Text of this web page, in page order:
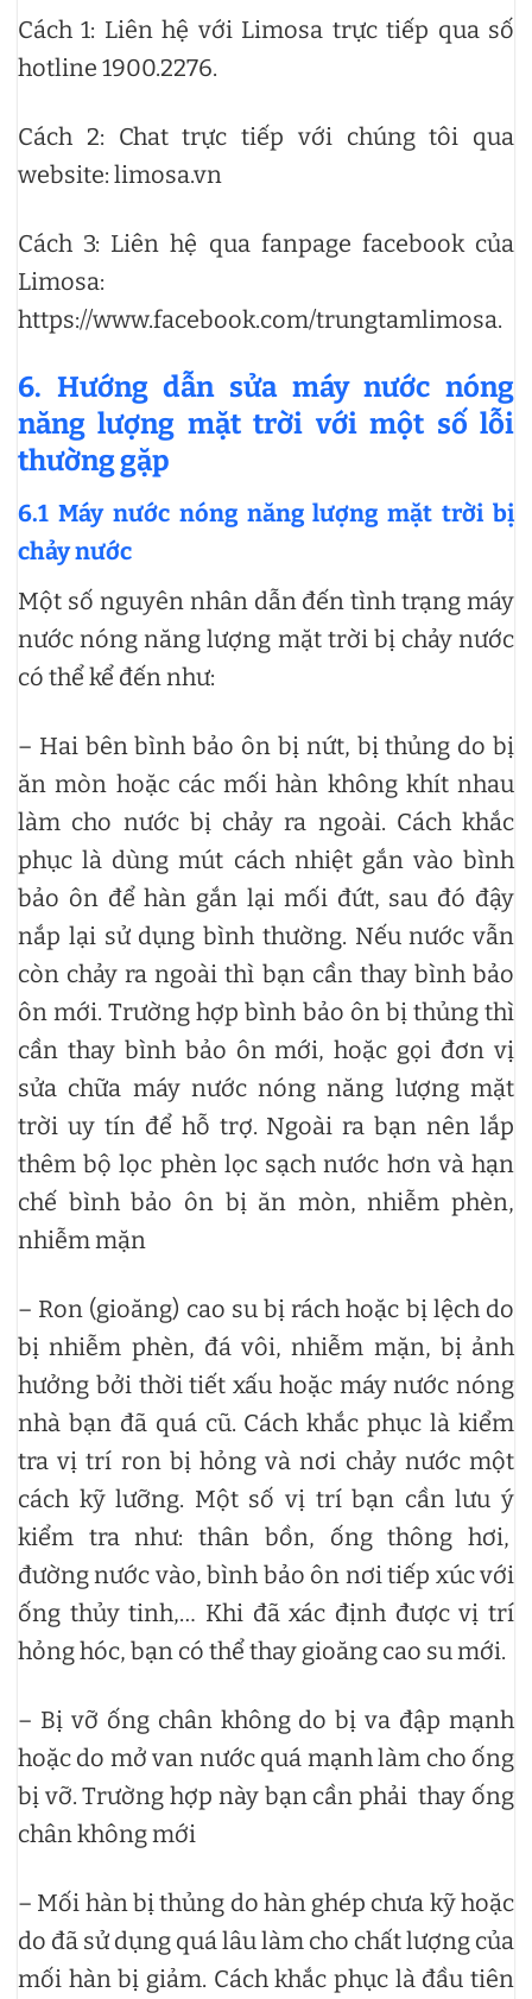
Cách 1: Liên hệ với Limosa trực tiếp qua số
hotline 1900.2276.
Cách 2: Chat trực tiếp với chúng tôi qua
website: limosa.vn
Cách 3: Liên hệ qua fanpage facebook của
Limosa:
https://www.facebook.com/trungtamlimosa.
6. Hướng dẫn sửa máy nước nóng
năng lượng mặt trời với một số lỗi
thường gặp
6.1 Máy nước nóng năng lượng mặt trời bị
chảy nước
Một số nguyên nhân dẫn đến tình trạng máy
nước nóng năng lượng mặt trời bị chảy nước
có thể kể đến như:
– Hai bên bình bảo ôn bị nứt, bị thủng do bị
ăn mòn hoặc các mối hàn không khít nhau
làm cho nước bị chảy ra ngoài. Cách khắc
phục là dùng mút cách nhiệt gắn vào bình
bảo ôn để hàn gắn lại mối đứt, sau đó đậy
nắp lại sử dụng bình thường. Nếu nước vẫn
còn chảy ra ngoài thì bạn cần thay bình bảo
ôn mới. Trường hợp bình bảo ôn bị thủng thì
cần thay bình bảo ôn mới, hoặc gọi đơn vị
sửa chữa máy nước nóng năng lượng mặt
trời uy tín để hỗ trợ. Ngoài ra bạn nên lắp
thêm bộ lọc phèn lọc sạch nước hơn và hạn
chế bình bảo ôn bị ăn mòn, nhiễm phèn,
nhiễm mặn
– Ron (gioăng) cao su bị rách hoặc bị lệch do
bị nhiễm phèn, đá vôi, nhiễm mặn, bị ảnh
hưởng bởi thời tiết xấu hoặc máy nước nóng
nhà bạn đã quá cũ. Cách khắc phục là kiểm
tra vị trí ron bị hỏng và nơi chảy nước một
cách kỹ lưỡng. Một số vị trí bạn cần lưu ý
kiểm tra như: thân bồn, ống thông hơi,
đường nước vào, bình bảo ôn nơi tiếp xúc với
ống thủy tinh,… Khi đã xác định được vị trí
hỏng hóc, bạn có thể thay gioăng cao su mới.
– Bị vỡ ống chân không do bị va đập mạnh
hoặc do mở van nước quá mạnh làm cho ống
bị vỡ. Trường hợp này bạn cần phải thay ống
chân không mới
– Mối hàn bị thủng do hàn ghép chưa kỹ hoặc
do đã sử dụng quá lâu làm cho chất lượng của
mối hàn bị giảm. Cách khắc phục là đầu tiên